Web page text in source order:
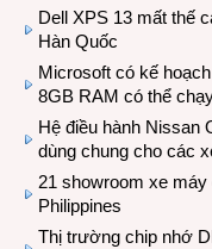
Dell XPS 13 mất thế
Hàn Quốc
Microsoft có kế
8GB RAM có thể
Hệ điều hành Nissan
dùng chung cho các
21 showroom xe
Philippines
Thị trường chip nhớ